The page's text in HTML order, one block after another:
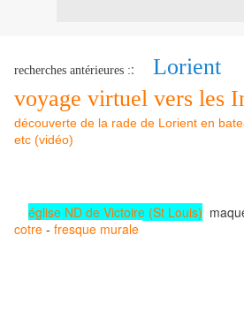
recherches antérieures ::
Lorient
voyage virtuel vers les
découverte de la rade de Lorient en
etc (vidéo)
église ND de Victoire (St Louis)
cotre - fresque murale